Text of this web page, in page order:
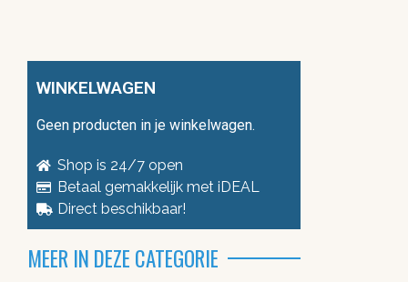
WINKELWAGEN
Geen producten in je winkelwagen.
Shop is 24/7 open
Betaal gemakkelijk met iDEAL
Direct beschikbaar!
MEER IN DEZE CATEGORIE